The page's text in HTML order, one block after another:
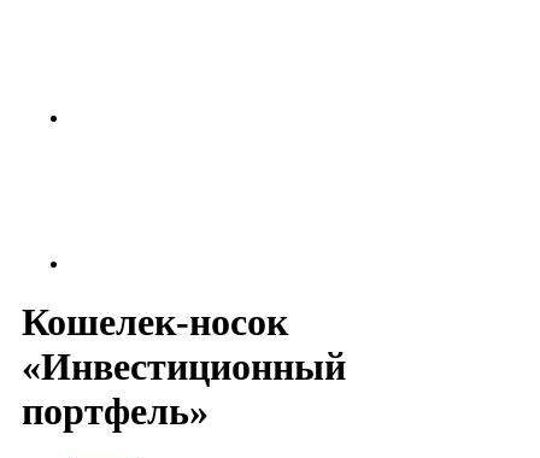
Кошелек-носок
«Инвестиционный
портфель»